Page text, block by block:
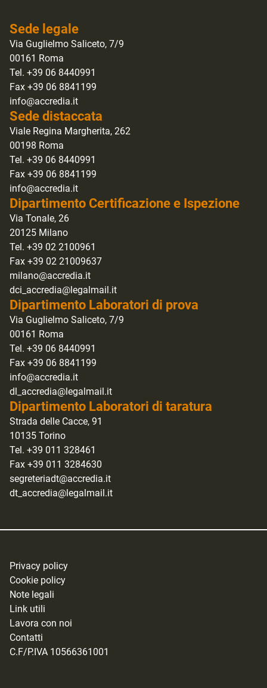
Sede legale
Via Guglielmo Saliceto, 7/9
00161 Roma
Tel. +39 06 8440991
Fax +39 06 8841199
info@accredia.it
Sede distaccata
Viale Regina Margherita, 262
00198 Roma
Tel. +39 06 8440991
Fax +39 06 8841199
info@accredia.it
Dipartimento Certificazione e Ispezione
Via Tonale, 26
20125 Milano
Tel. +39 02 2100961
Fax +39 02 21009637
milano@accredia.it
dci_accredia@legalmail.it
Dipartimento Laboratori di prova
Via Guglielmo Saliceto, 7/9
00161 Roma
Tel. +39 06 8440991
Fax +39 06 8841199
info@accredia.it
dl_accredia@legalmail.it
Dipartimento Laboratori di taratura
Strada delle Cacce, 91
10135 Torino
Tel. +39 011 328461
Fax +39 011 3284630
segreteriadt@accredia.it
dt_accredia@legalmail.it
Privacy policy
Cookie policy
Note legali
Link utili
Lavora con noi
Contatti
C.F/P.IVA 10566361001